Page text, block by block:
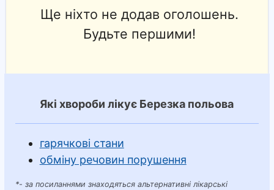
Ще ніхто не додав оголошень.
Будьте першими!
Які хвороби лікує Березка польова
гарячкові стани
обміну речовин порушення
*- за посиланнями знаходяться альтернативні лікарські